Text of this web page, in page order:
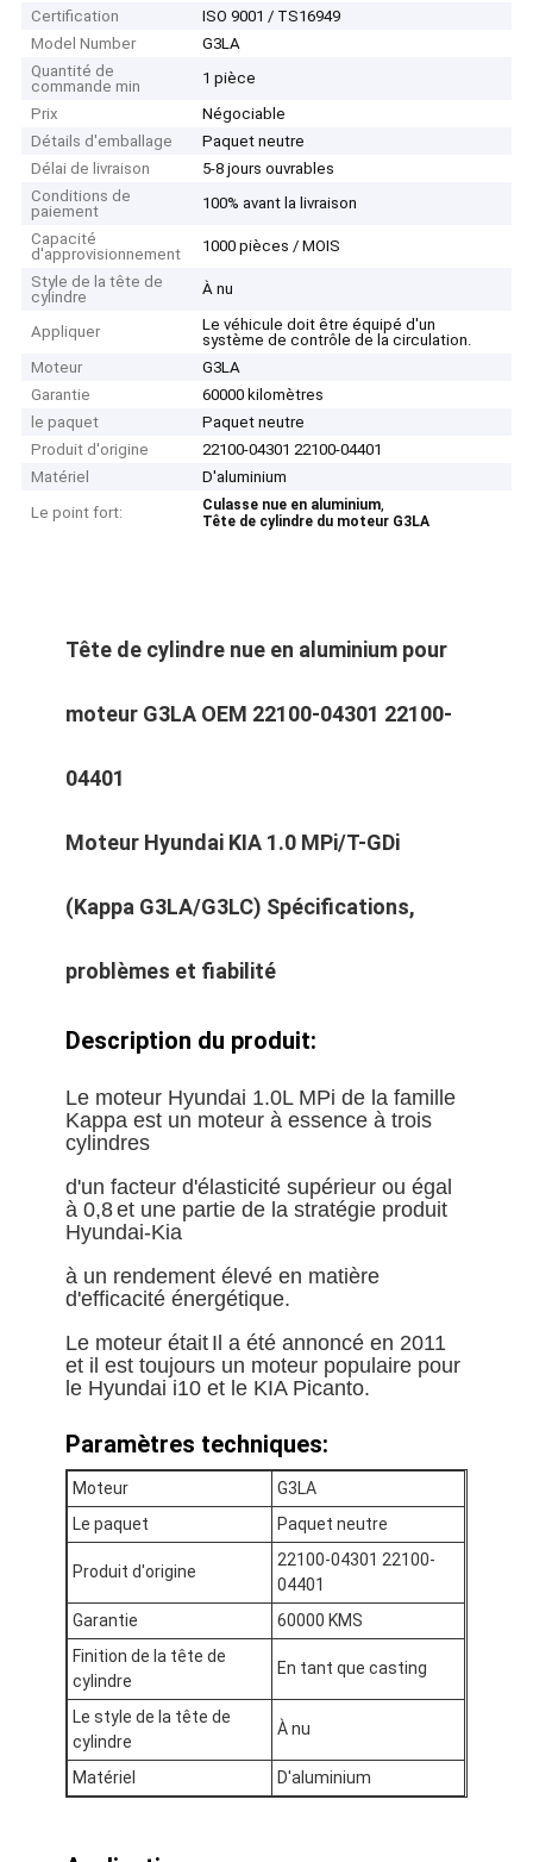
À la maison
Produits
Certification
ISO 9001 / TS16949
Model Number
G3LA
Quantité de
commande min
1 pièce
Prix
Négociable
Détails d'emballage
Paquet neutre
Délai de livraison
5-8 jours ouvrables
Conditions de
paiement
100% avant la livraison
Capacité
d'approvisionnement
1000 pièces / MOIS
Style de la tête de
cylindre
À nu
Appliquer
Le véhicule doit être équipé d'un
système de contrôle de la circulation.
Moteur
G3LA
Garantie
60000 kilomètres
le paquet
Paquet neutre
Produit d'origine
22100-04301 22100-04401
Matériel
D'aluminium
Le point fort:
Culasse nue en aluminium,
Tête de cylindre du moteur G3LA
Tête de cylindre nue en aluminium pour
moteur G3LA OEM 22100-04301 22100-
04401
Moteur Hyundai KIA 1.0 MPi/T-GDi
(Kappa G3LA/G3LC) Spécifications,
problèmes et fiabilité
Description du produit:
Le moteur Hyundai 1.0L MPi de la famille
Kappa est un moteur à essence à trois
cylindres
d'un facteur d'élasticité supérieur ou égal
à 0,8et une partie de la stratégie produit
Hyundai-Kia
à un rendement élevé en matière
d'efficacité énergétique.
Le moteur était Il a été annoncé en 2011
et il est toujours un moteur populaire pour
le Hyundai i10 et le KIA Picanto.
Paramètres techniques:
Moteur
G3LA
Le paquet
Paquet neutre
Produit d'origine
22100-04301 22100-
04401
Garantie
60000 KMS
Finition de la tête de
cylindre
En tant que casting
Le style de la tête de
cylindre
À nu
Matériel D'aluminium